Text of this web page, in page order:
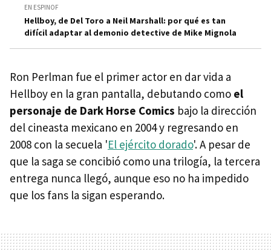
EN ESPINOF
Hellboy, de Del Toro a Neil Marshall: por qué es tan
difícil adaptar al demonio detective de Mike Mignola
Ron Perlman fue el primer actor en dar vida a
Hellboy en la gran pantalla, debutando como el
personaje de Dark Horse Comics bajo la dirección
del cineasta mexicano en 2004 y regresando en
2008 con la secuela 'El ejército dorado'. A pesar de
que la saga se concibió como una trilogía, la tercera
entrega nunca llegó, aunque eso no ha impedido
que los fans la sigan esperando.